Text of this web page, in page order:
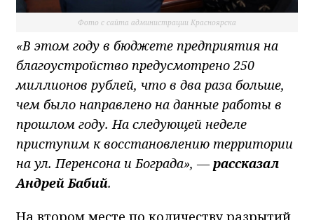
Фото с сайта администрации Красноярска
«В этом году в бюджете предприятия на
благоустройство предусмотрено 250
миллионов рублей, что в два раза больше,
чем было направлено на данные работы в
прошлом году. На следующей неделе
приступим к восстановлению территории
на ул. Перенсона и Бограда», —рассказал
Андрей Бабий.